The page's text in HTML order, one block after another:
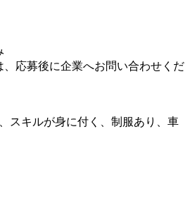
応募後に企業へお問い合わせくだ
スキルが身に付く、制服あり、車